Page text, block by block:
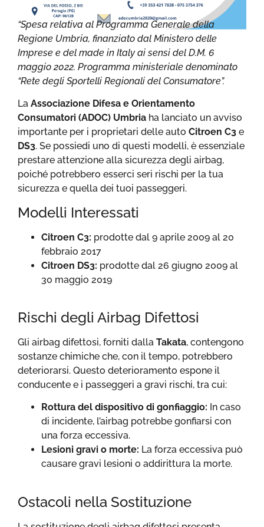
“Spesa relativa al Programma Generale della
Regione Umbria, finanziato dal Ministero delle
Imprese e del made in Italy ai sensi del D.M. 6
maggio 2022. Programma ministeriale denominato
“Rete degli Sportelli Regionali del Consumatore”.
La Associazione Difesa e Orientamento
Consumatori (ADOC) Umbria ha lanciato un avviso
importante per i proprietari delle auto Citroen C3 e
DS3. Se possiedi uno di questi modelli, è essenziale
prestare attenzione alla sicurezza degli airbag,
poiché potrebbero esserci seri rischi per la tua
sicurezza e quella dei tuoi passeggeri.
Modelli Interessati
Citroen C3: prodotte dal 9 aprile 2009 al 20
febbraio 2017
Citroen DS3: prodotte dal 26 giugno 2009 al
30 maggio 2019
Rischi degli Airbag Difettosi
Gli airbag difettosi, forniti dalla Takata, contengono
sostanze chimiche che, con il tempo, potrebbero
deteriorarsi. Questo deterioramento espone il
conducente e i passeggeri a gravi rischi, tra cui:
Rottura del dispositivo di gonfiaggio: In caso
di incidente, l’airbag potrebbe gonfiarsi con
una forza eccessiva.
Lesioni gravi o morte: La forza eccessiva può
causare gravi lesioni o addirittura la morte.
Ostacoli nella Sostituzione